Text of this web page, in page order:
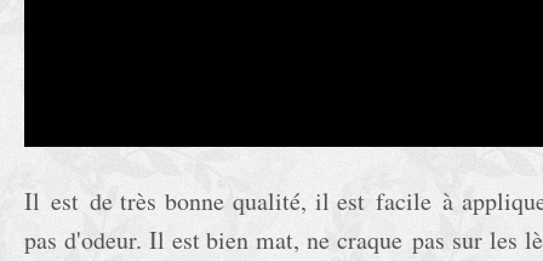
Il est de très bonne qualité, il est facile à
pas d'odeur. Il est bien mat, ne craque pas sur les